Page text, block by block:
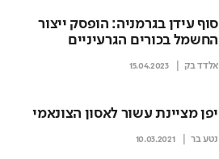
סוף עידן בגרמניה: הופסק ייצור
החשמל בכורים הגרעיניים
אלדד בק 15.04.2023
יפן מציינת עשור לאסון הצונאמי
נטע בר 10.03.2021